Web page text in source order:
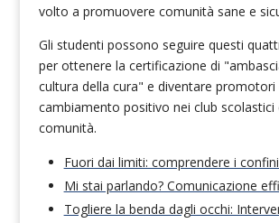
volto a promuovere comunità sane e
Gli studenti possono seguire questi
per ottenere la certificazione di
cultura della cura" e diventare promotori
cambiamento positivo nei club scolastici
comunità.
Fuori dai limiti: comprendere i
Mi stai parlando? Comunicazione
Togliere la benda dagli occhi: